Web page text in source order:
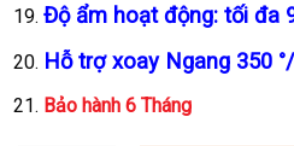
Độ ẩm hoạt động: tối đa
Hỗ trợ xoay Ngang 350
Bảo hành 6 Tháng